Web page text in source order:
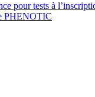
pour tests à
PHENOTIC